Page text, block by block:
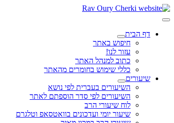
דף הבית
חיפוש באתר
עזור לנו!
כתוב למנהל האתר
כללי שימוש בחומרים מהאתר
שיעורים
השיעורים בעברית לפי נושא
השיעורים לפי סדר הוספתם לאתר
לוח שיעורי הרב
שיעור יומי ועדכונים בוואטסאפ וטלגרם